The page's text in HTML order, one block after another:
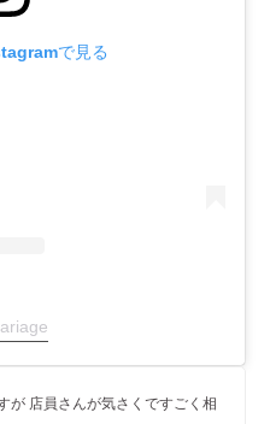
で見る
が 店員さんが気さくですごく相